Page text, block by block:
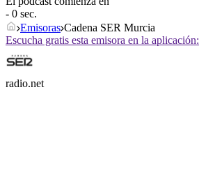
- 0 sec.
Emisoras Cadena SER Murcia
Escucha gratis esta emisora en la aplicación:
radio.net